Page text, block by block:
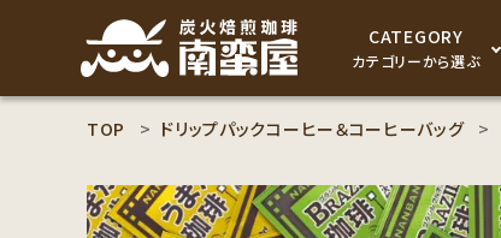
CATEGORY
カテゴリーから選ぶ
食品
search
ACCOUNT MENU
TOP ドリップパックコーヒー＆コーヒーバッグ